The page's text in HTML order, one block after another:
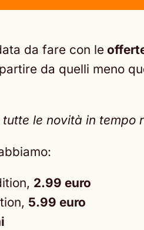
da fare con le
da quelli meno
le novità in tempo
2.99 euro
5.99 euro